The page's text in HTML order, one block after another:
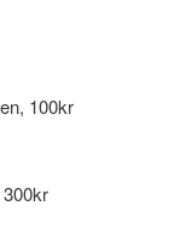
100kr